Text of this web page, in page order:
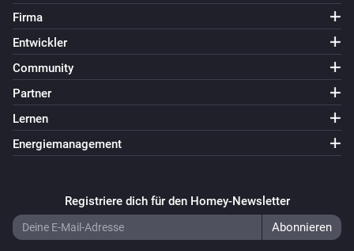
Firma
Entwickler
Community
Partner
Lernen
Energiemanagement
Registriere dich für den Homey-Newsletter